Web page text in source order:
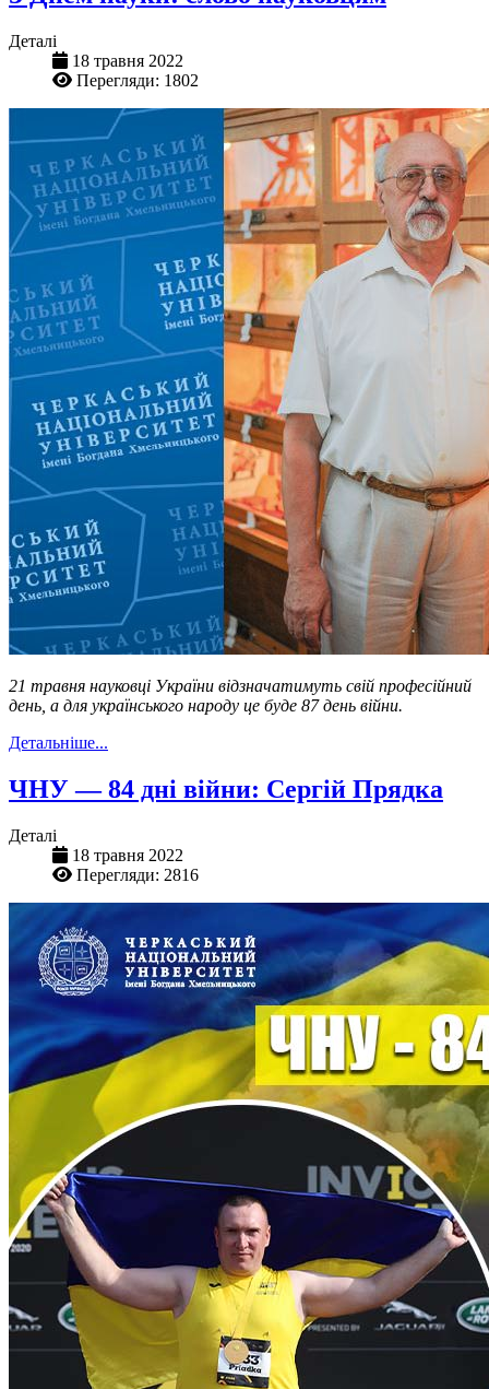
Деталі
18 травня 2022
Перегляди: 1802
21 травня науковці України відзначатимуть свій професійний
день, а для українського народу це буде 87 день війни.
Детальніше...
ЧНУ — 84 дні війни: Сергій Прядка
Деталі
18 травня 2022
Перегляди: 2816